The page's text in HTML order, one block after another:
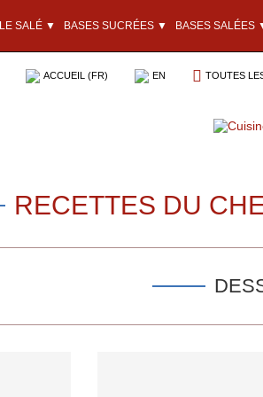
LE SALÉ ▼ BASES SUCRÉES ▼ BASES SALÉES
ACCUEIL (FR) EN TOUTES
RECETTES DU